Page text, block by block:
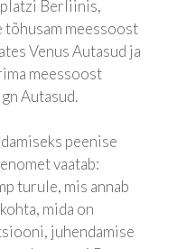
Berliinis,
tõhusam meessoost
Venus Autasud ja
meessoost
Autasud.
peenise
vaatab:
turule, mis annab
mida on
juhendamise